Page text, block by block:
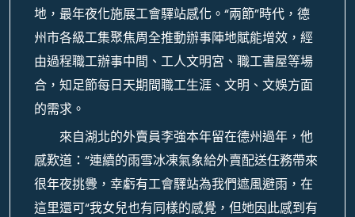
地，最年夜化施展工會驛站感化。“兩節”時代，德
州市各級工集聚焦周全推動辦事陣地賦能增效，經
由過程職工辦事中間、工人文明宮、職工書屋等場
合，知足節每日天期間職工生涯、文明、文娛方面
的需求。
來自湖北的外賣員李強本年留在德州過年，他
感歎道：“連續的雨雪冰凍氣象給外賣配送任務帶來
很年夜挑釁，幸虧有工會驛站為我們遮風避雨，在
這里還可“我女兒也有同樣的感覺，但她因此感到有